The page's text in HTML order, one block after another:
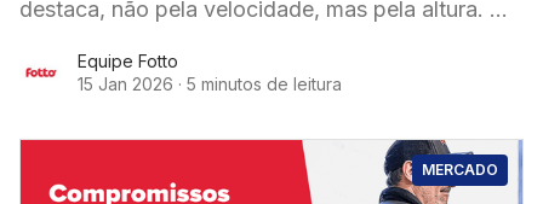
destaca, não pela velocidade, mas pela altura. No
Equipe Fotto
15 Jan 2026 · 5 minutos de leitura
MERCADO